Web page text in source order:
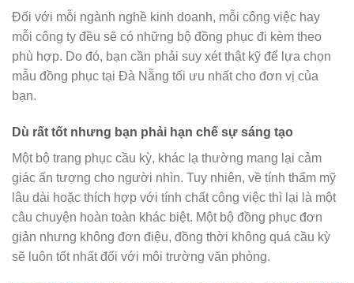
Đối với mỗi ngành nghề kinh doanh, mỗi công việc hay
mỗi công ty đều sẽ có những bộ đồng phục đi kèm theo
phù hợp. Do đó, bạn cần phải suy xét thật kỹ để lựa chọn
mẫu đồng phục tại Đà Nẵng tối ưu nhất cho đơn vị của
bạn.
Dù rất tốt nhưng bạn phải hạn chế sự sáng tạo
Một bộ trang phục cầu kỳ, khác lạ thường mang lại cảm
giác ấn tượng cho người nhìn. Tuy nhiên, về tính thẩm mỹ
lâu dài hoặc thích hợp với tính chất công việc thì lại là một
câu chuyện hoàn toàn khác biệt. Một bộ đồng phục đơn
giản nhưng không đơn điệu, đồng thời không quá cầu kỳ
sẽ luôn tốt nhất đối với môi trường văn phòng.